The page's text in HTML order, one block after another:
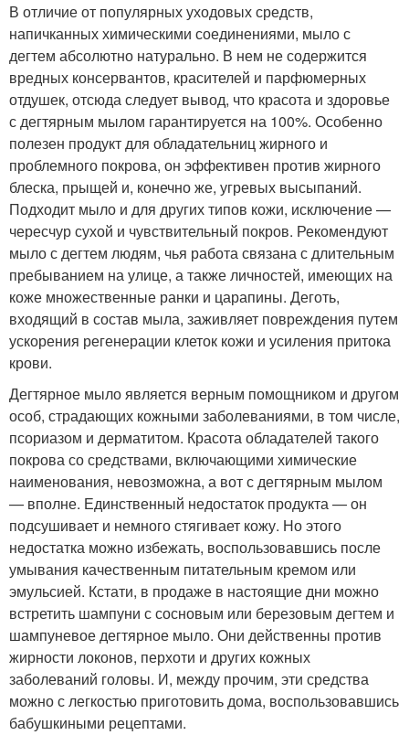
В отличие от популярных уходовых средств,
напичканных химическими соединениями, мыло с
дегтем абсолютно натурально. В нем не содержится
вредных консервантов, красителей и парфюмерных
отдушек, отсюда следует вывод, что красота и здоровье
с дегтярным мылом гарантируется на 100%. Особенно
полезен продукт для обладательниц жирного и
проблемного покрова, он эффективен против жирного
блеска, прыщей и, конечно же, угревых высыпаний.
Подходит мыло и для других типов кожи, исключение —
чересчур сухой и чувствительный покров. Рекомендуют
мыло с дегтем людям, чья работа связана с длительным
пребыванием на улице, а также личностей, имеющих на
коже множественные ранки и царапины. Деготь,
входящий в состав мыла, заживляет повреждения путем
ускорения регенерации клеток кожи и усиления притока
крови.
Дегтярное мыло является верным помощником и другом
особ, страдающих кожными заболеваниями, в том числе,
псориазом и дерматитом. Красота обладателей такого
покрова со средствами, включающими химические
наименования, невозможна, а вот с дегтярным мылом
— вполне. Единственный недостаток продукта — он
подсушивает и немного стягивает кожу. Но этого
недостатка можно избежать, воспользовавшись после
умывания качественным питательным кремом или
эмульсией. Кстати, в продаже в настоящие дни можно
встретить шампуни с сосновым или березовым дегтем и
шампуневое дегтярное мыло. Они действенны против
жирности локонов, перхоти и других кожных
заболеваний головы. И, между прочим, эти средства
можно с легкостью приготовить дома, воспользовавшись
бабушкиными рецептами.